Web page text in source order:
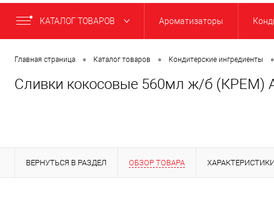
КАТАЛОГ ТОВАРОВ Ароматизаторы
Главная страница • Каталог товаров • Кондитерские ингредиенты •
Сливки кокосовые 560мл ж/б (КРЕМ)
ВЕРНУТЬСЯ В РАЗДЕЛ ОБЗОР ТОВАРА ХАРАКТЕРИСТИКИ